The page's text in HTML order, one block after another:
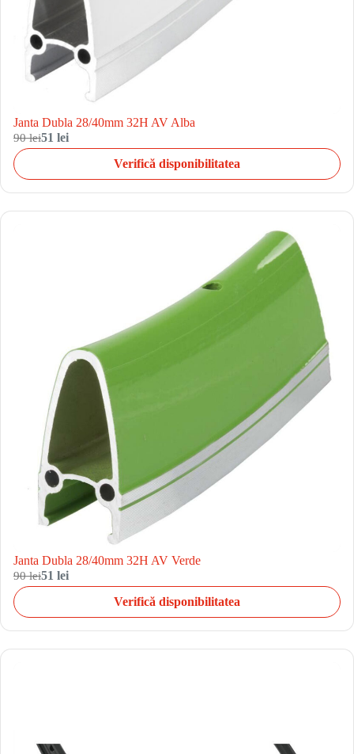
Janta Dubla 28/40mm 32H AV Alba
90 lei51 lei
Verifică disponibilitatea
Janta Dubla 28/40mm 32H AV Verde
90 lei51 lei
Verifică disponibilitatea